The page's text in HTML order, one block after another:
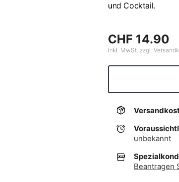
und Cocktail.
CHF 14.90
inkl. MwSt. zzgl.
unbekannt
Beantragen